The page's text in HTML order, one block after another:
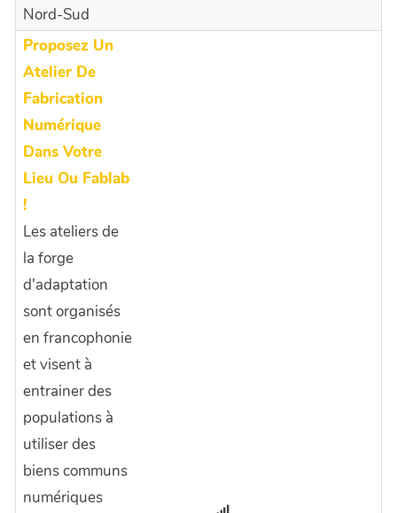
Nord-Sud
Proposez Un
Atelier De
Fabrication
Numérique
Dans Votre
Lieu Ou Fablab
!
Les ateliers de
la forge
d'adaptation
sont organisés
en francophonie
et visent à
entrainer des
populations à
utiliser des
biens communs
numériques